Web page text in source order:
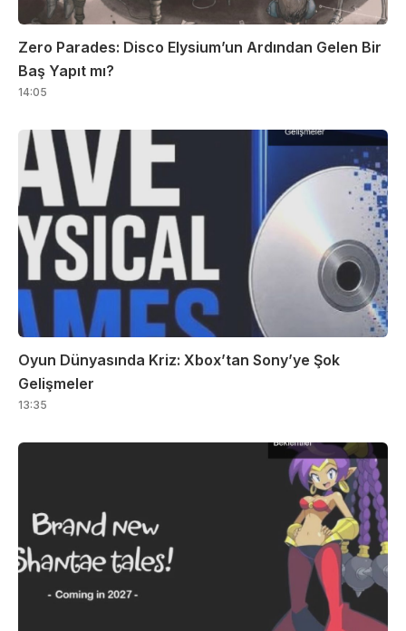
Zero Parades: Disco Elysium’un Ardından Gelen Bir
Baş Yapıt mı?
14:05
Oyun Dünyasında Kriz: Xbox’tan Sony’ye Şok
Gelişmeler
13:35